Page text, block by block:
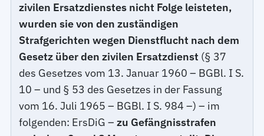
zivilen Ersatzdienstes nicht Folge leisteten,
wurden sie von den zuständigen
Strafgerichten wegen Dienstflucht nach dem
Gesetz über den zivilen Ersatzdienst (§ 37
des Gesetzes vom 13. Januar 1960 – BGBl. I S.
10 – und § 53 des Gesetzes in der Fassung
vom 16. Juli 1965 – BGBl. I S. 984 –) – im
folgenden: ErsDiG –zu Gefängnisstrafen